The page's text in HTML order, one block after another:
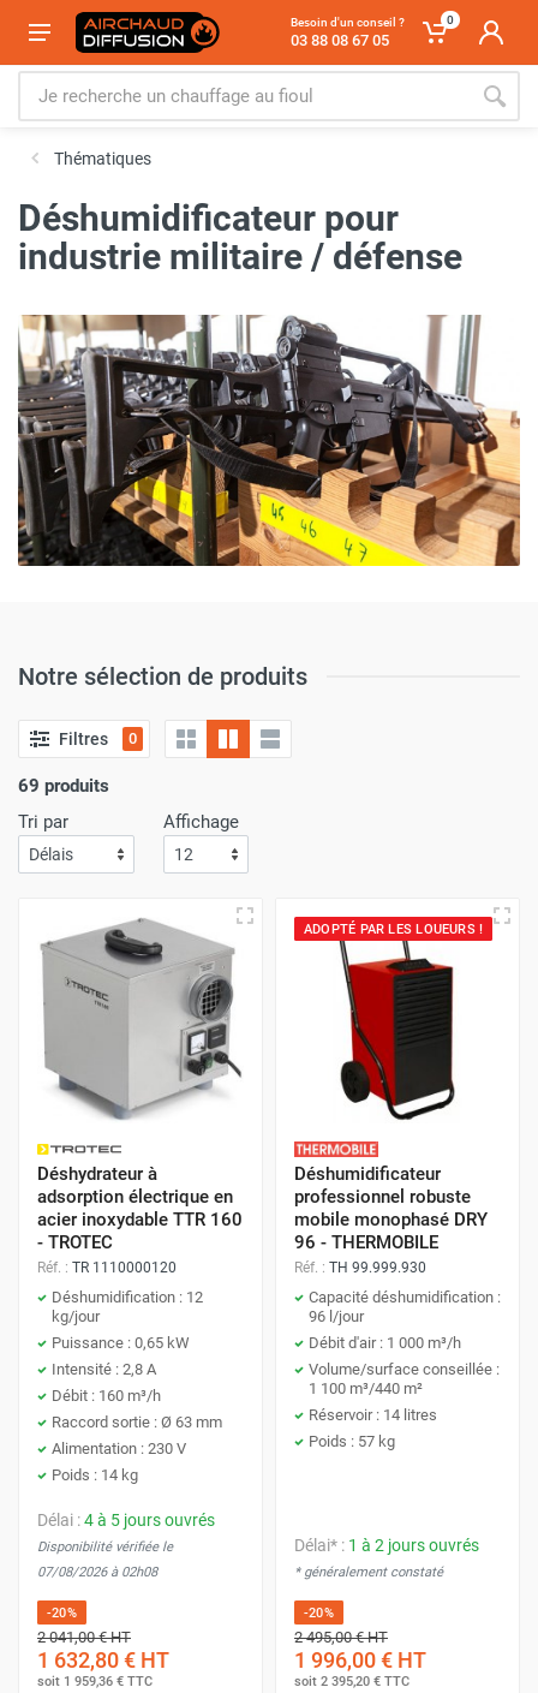
Besoin d'un conseil ?
03 88 08 67 05
0
Thématiques
Déshumidificateur pour
industrie militaire / défense
Notre sélection de produits
Filtres 0
69 produits
Tri par
Affichage
Déshydrateur à
adsorption électrique en
acier inoxydable TTR 160
- TROTEC
Réf. : TR 1110000120
Déshumidification : 12
kg/jour
Puissance : 0,65 kW
Intensité : 2,8 A
Débit : 160 m³/h
Raccord sortie : Ø 63 mm
Alimentation : 230 V
Poids : 14 kg
Délai :4 à 5 jours ouvrés
Disponibilité vérifiée le
07/08/2026 à 02h08
-20%
2 041,00 €HT
1 632,80 € HT
soit 1 959,36 € TTC
ADOPTÉ PAR LES LOUEURS !
Déshumidificateur
professionnel robuste
mobile monophasé DRY
96 - THERMOBILE
Réf. : TH 99.999.930
Capacité déshumidification :
96 l/jour
Débit d'air : 1 000 m³/h
Volume/surface conseillée :
1 100 m³/440 m²
Réservoir : 14 litres
Poids : 57 kg
Délai* : 1 à 2 jours ouvrés
* généralement constaté
-20%
2 495,00 €HT
1 996,00 € HT
soit 2 395,20 € TTC